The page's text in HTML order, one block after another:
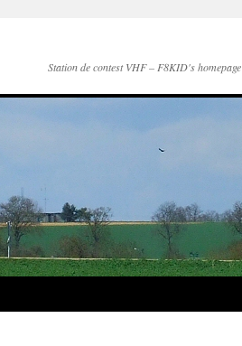
Station de contest VHF – F8KID's homepage